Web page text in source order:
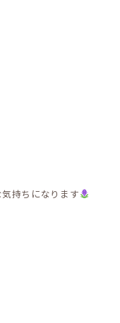
持ちになります